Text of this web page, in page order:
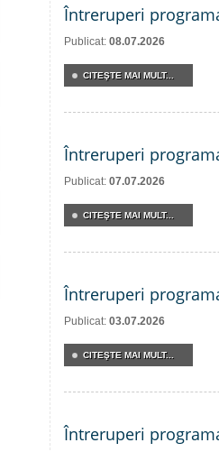
Întreruperi
Publicat: 08.07.2026
CITEŞTE MAI MULT...
Întreruperi
Publicat: 07.07.2026
CITEŞTE MAI MULT...
Întreruperi
Publicat: 03.07.2026
CITEŞTE MAI MULT...
Întreruperi